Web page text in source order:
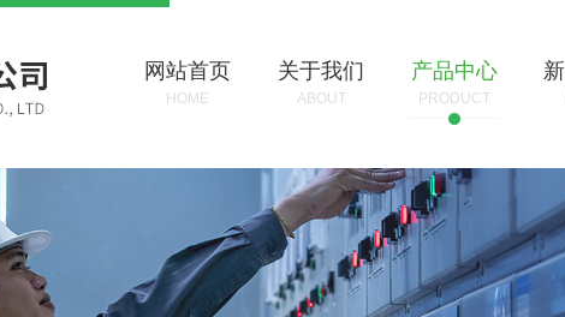
网站首页
HOME
关于我们
ABOUT
产品中心
PRODUCT